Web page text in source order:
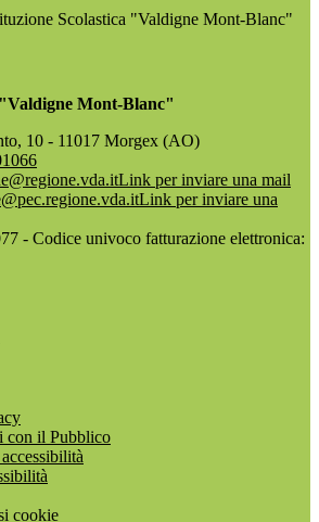
Scolastica "Valdigne Mont-Blanc"
Mont-Blanc"
10 - 11017 Morgex (AO)
Link per inviare una mail
Link per inviare una
- Codice univoco fatturazione elettronica:
con il Pubblico
cookie